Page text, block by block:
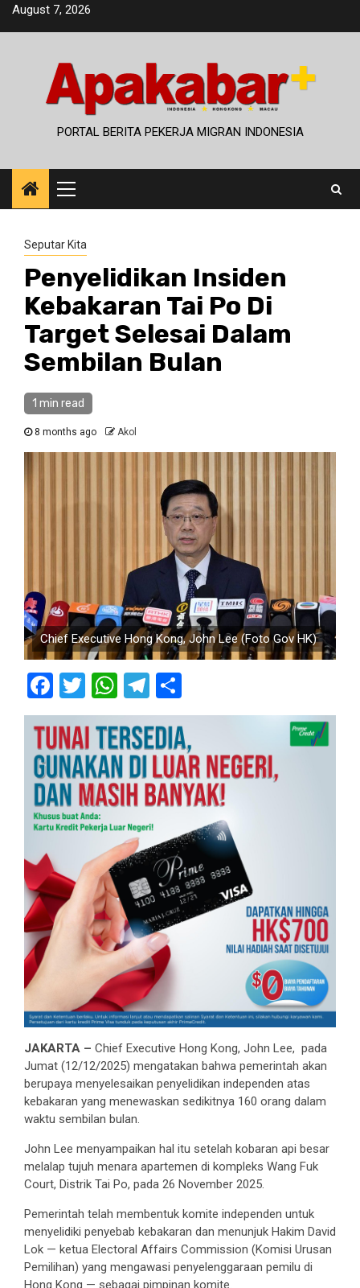
SkipAugust 7, 2026
PORTAL BERITA PEKERJA MIGRAN INDONESIA
Primary
Menu
Seputar Kita
Penyelidikan Insiden
Kebakaran Tai Po Di
Target Selesai Dalam
Sembilan Bulan
1 min read
8 months ago Akol
Chief Executive Hong Kong, John Lee (Foto Gov HK)
Facebook
Twitter
WhatsApp
Telegram
JAKARTA – Chief Executive Hong Kong, John Lee, pada
Jumat (12/12/2025) mengatakan bahwa pemerintah akan
berupaya menyelesaikan penyelidikan independen atas
kebakaran yang menewaskan sedikitnya 160 orang dalam
waktu sembilan bulan.
John Lee menyampaikan hal itu setelah kobaran api besar
melalap tujuh menara apartemen di kompleks Wang Fuk
Court, Distrik Tai Po, pada 26 November 2025.
Pemerintah telah membentuk komite independen untuk
menyelidiki penyebab kebakaran dan menunjuk Hakim David
Lok — ketua Electoral Affairs Commission (Komisi Urusan
Pemilihan) yang mengawasi penyelenggaraan pemilu di
Hong Kong — sebagai pimpinan komite.